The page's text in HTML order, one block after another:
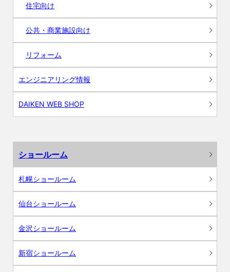
住宅向け
公共・商業施設向け
リフォーム
エンジニアリング情報
DAIKEN WEB SHOP
ショールーム
札幌ショールーム
仙台ショールーム
金沢ショールーム
新宿ショールーム